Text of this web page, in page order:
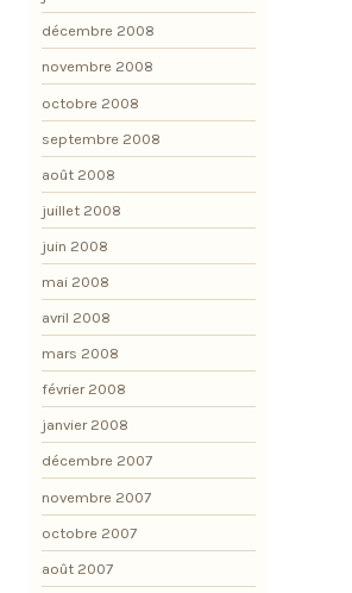
décembre 2008
novembre 2008
octobre 2008
septembre 2008
août 2008
juillet 2008
juin 2008
mai 2008
avril 2008
mars 2008
février 2008
janvier 2008
décembre 2007
novembre 2007
octobre 2007
août 2007